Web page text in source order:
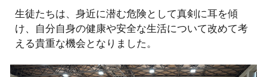
生徒たちは、身近に潜む危険として真剣に耳を傾
け、自分自身の健康や安全な生活について改めて考
える貴重な機会となりました。